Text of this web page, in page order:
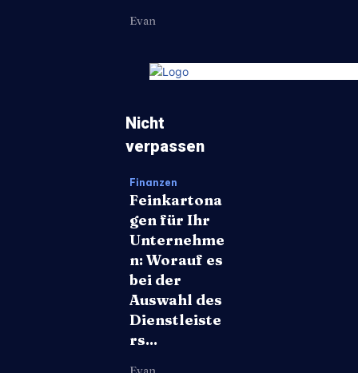
Evan
Nicht
verpassen
Finanzen
Feinkartona
gen für Ihr
Unternehme
n: Worauf es
bei der
Auswahl des
Dienstleiste
rs...